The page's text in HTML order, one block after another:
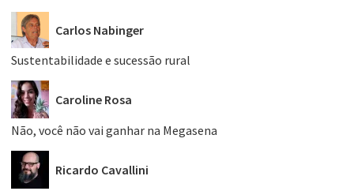
Carlos Nabinger
Sustentabilidade e sucessão rural
Caroline Rosa
Não, você não vai ganhar na Megasena
Ricardo Cavallini